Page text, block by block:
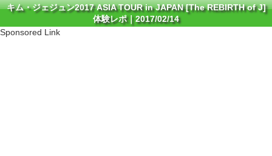
キム・ジェジュン2017 ASIA TOUR in JAPAN [The REBIRTH of J]
体験レポ｜2017/02/14
Sponsored Link